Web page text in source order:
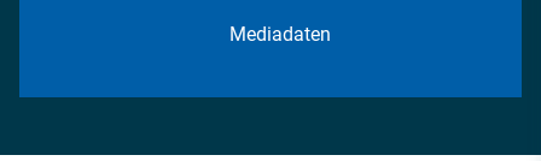
Mediadaten